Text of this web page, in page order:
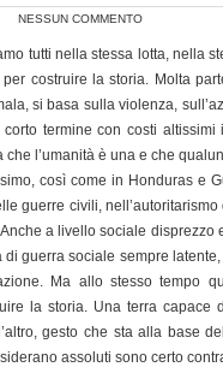
NESSUN COMMENTO
tutti nella stessa lotta, nella
costruire la storia. Molta
si basa sulla violenza,
corto termine con costi
che l’umanità è una e che
così come in Honduras e
guerre civili,
a livello sociale
guerra sociale sempre
Ma allo stesso tempo
la storia. Una terra capace
gesto che sta alla base
assoluti sono certo